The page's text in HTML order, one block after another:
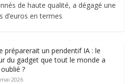
de haute qualité, a dégagé une
d’euros en termes
préparerait un pendentif IA : le
du gadget que tout le monde a
?
2026